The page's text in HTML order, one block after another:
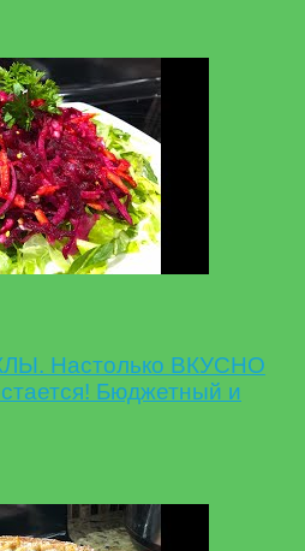
Настолько ВКУСНО
Бюджетный и